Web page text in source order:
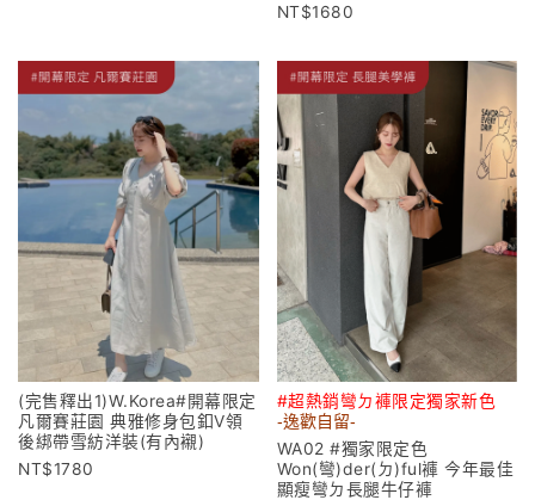
1680
(完售釋出1)W.Korea#開幕限定
凡爾賽莊園 典雅修身包釦V領
後綁帶雪紡洋裝(有內襯)
1780
#超熱銷彎ㄉ褲限定獨家新色
-逸歡自留-
WA02 #獨家限定色
Won(彎)der(ㄉ)ful褲 今年最佳
顯瘦彎ㄉ長腿牛仔褲